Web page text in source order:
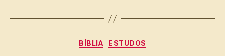
Categorias
BÍBLIA ESTUDOS